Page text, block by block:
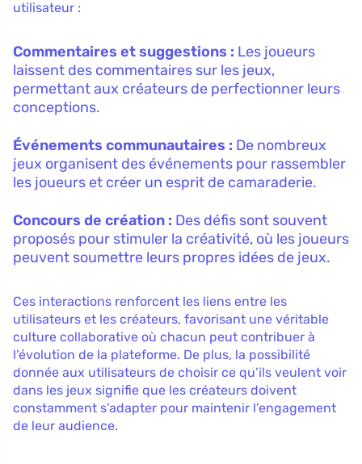
utilisateur :
Commentaires et suggestions : Les joueurs
laissent des commentaires sur les jeux,
permettant aux créateurs de perfectionner leurs
conceptions.
Événements communautaires : De nombreux
jeux organisent des événements pour rassembler
les joueurs et créer un esprit de camaraderie.
Concours de création : Des défis sont souvent
proposés pour stimuler la créativité, où les joueurs
peuvent soumettre leurs propres idées de jeux.
Ces interactions renforcent les liens entre les
utilisateurs et les créateurs, favorisant une véritable
culture collaborative où chacun peut contribuer à
l’évolution de la plateforme. De plus, la possibilité
donnée aux utilisateurs de choisir ce qu’ils veulent voir
dans les jeux signifie que les créateurs doivent
constamment s’adapter pour maintenir l’engagement
de leur audience.